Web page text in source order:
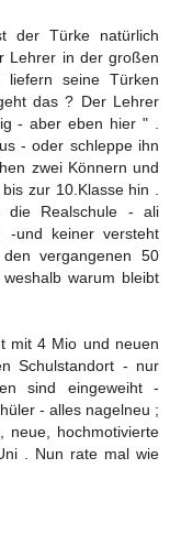
der Türke natürlich
Lehrer in der großen
liefern seine Türken
das ? Der Lehrer
- aber eben hier " .
- oder schleppe ihn
zwei Könnern und
zur 10.Klasse hin .
die Realschule - ali
-und keiner versteht
vergangenen 50
warum bleibt
mit 4 Mio und neuen
Schulstandort - nur
sind eingeweiht -
- alles nagelneu ;
neue, hochmotivierte
. Nun rate mal wie